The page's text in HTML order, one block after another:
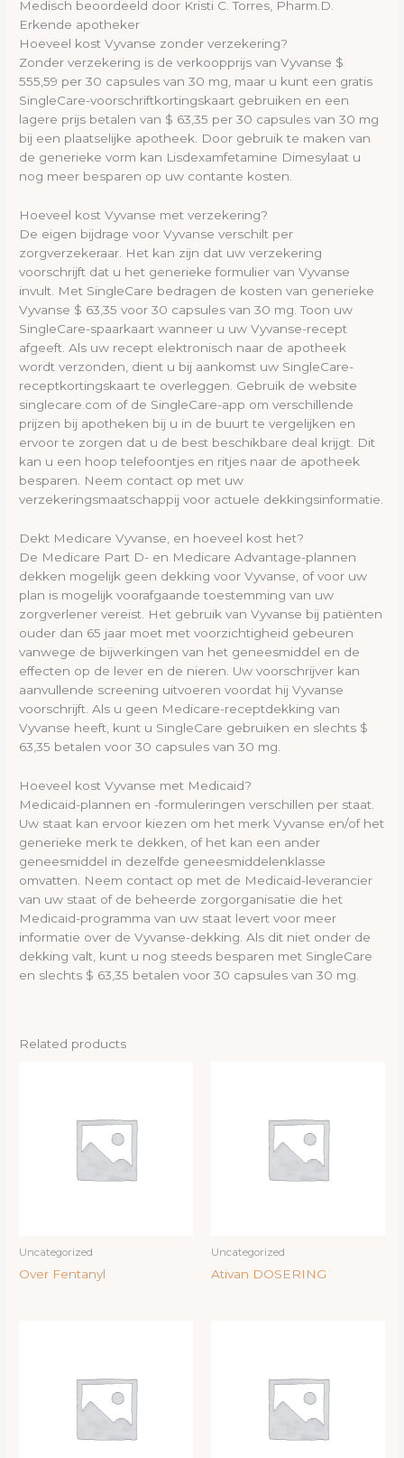
Medisch beoordeeld door Kristi C. Torres, Pharm.D.
Erkende apotheker
Hoeveel kost Vyvanse zonder verzekering?
Zonder verzekering is de verkoopprijs van Vyvanse $
555,59 per 30 capsules van 30 mg, maar u kunt een gratis
SingleCare-voorschriftkortingskaart gebruiken en een
lagere prijs betalen van $ 63,35 per 30 capsules van 30 mg
bij een plaatselijke apotheek. Door gebruik te maken van
de generieke vorm kan Lisdexamfetamine Dimesylaat u
nog meer besparen op uw contante kosten.
Hoeveel kost Vyvanse met verzekering?
De eigen bijdrage voor Vyvanse verschilt per
zorgverzekeraar. Het kan zijn dat uw verzekering
voorschrijft dat u het generieke formulier van Vyvanse
invult. Met SingleCare bedragen de kosten van generieke
Vyvanse $ 63,35 voor 30 capsules van 30 mg. Toon uw
SingleCare-spaarkaart wanneer u uw Vyvanse-recept
afgeeft. Als uw recept elektronisch naar de apotheek
wordt verzonden, dient u bij aankomst uw SingleCare-
receptkortingskaart te overleggen. Gebruik de website
singlecare.com of de SingleCare-app om verschillende
prijzen bij apotheken bij u in de buurt te vergelijken en
ervoor te zorgen dat u de best beschikbare deal krijgt. Dit
kan u een hoop telefoontjes en ritjes naar de apotheek
besparen. Neem contact op met uw
verzekeringsmaatschappij voor actuele dekkingsinformatie.
Dekt Medicare Vyvanse, en hoeveel kost het?
De Medicare Part D- en Medicare Advantage-plannen
dekken mogelijk geen dekking voor Vyvanse, of voor uw
plan is mogelijk voorafgaande toestemming van uw
zorgverlener vereist. Het gebruik van Vyvanse bij patiënten
ouder dan 65 jaar moet met voorzichtigheid gebeuren
vanwege de bijwerkingen van het geneesmiddel en de
effecten op de lever en de nieren. Uw voorschrijver kan
aanvullende screening uitvoeren voordat hij Vyvanse
voorschrijft. Als u geen Medicare-receptdekking van
Vyvanse heeft, kunt u SingleCare gebruiken en slechts $
63,35 betalen voor 30 capsules van 30 mg.
Hoeveel kost Vyvanse met Medicaid?
Medicaid-plannen en -formuleringen verschillen per staat.
Uw staat kan ervoor kiezen om het merk Vyvanse en/of het
generieke merk te dekken, of het kan een ander
geneesmiddel in dezelfde geneesmiddelenklasse
omvatten. Neem contact op met de Medicaid-leverancier
van uw staat of de beheerde zorgorganisatie die het
Medicaid-programma van uw staat levert voor meer
informatie over de Vyvanse-dekking. Als dit niet onder de
dekking valt, kunt u nog steeds besparen met SingleCare
en slechts $ 63,35 betalen voor 30 capsules van 30 mg.
Related products
Uncategorized
Over Fentanyl
Uncategorized
Ativan DOSERING